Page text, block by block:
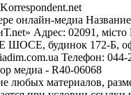
онлайн-медиа
Адрес: 02091, місто
будинок 172-Б,
Телефон: 044-
медиа - R40-06068
любых материалов,